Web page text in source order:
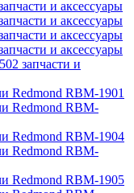
и аксессуары
и аксессуары
и аксессуары
и аксессуары
запчасти и
Redmond RBM-1901
Redmond RBM-
Redmond RBM-1904
Redmond RBM-
Redmond RBM-1905